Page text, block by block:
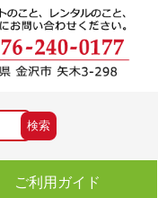
ご利用ガイド